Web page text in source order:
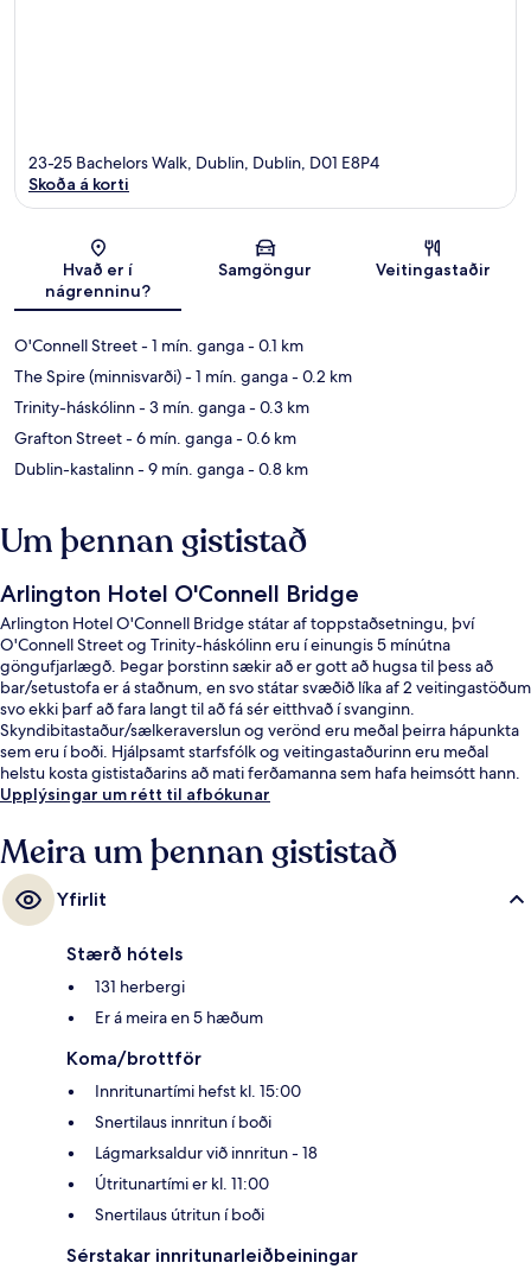
Kort
23-25 Bachelors Walk, Dublin, Dublin, D01 E8P4
Skoða á korti
Hvað er í
nágrenninu?
Samgöngur Veitingastaðir
O'Connell Street- 1 mín. ganga- 0.1 km
The Spire (minnisvarði)- 1 mín. ganga- 0.2 km
Trinity-háskólinn- 3 mín. ganga- 0.3 km
Grafton Street- 6 mín. ganga- 0.6 km
Dublin-kastalinn- 9 mín. ganga- 0.8 km
Um þennan gististað
Arlington Hotel O'Connell Bridge
Arlington Hotel O'Connell Bridge státar af toppstaðsetningu, því
O'Connell Street og Trinity-háskólinn eru í einungis 5 mínútna
göngufjarlægð. Þegar þorstinn sækir að er gott að hugsa til þess að
bar/setustofa er á staðnum, en svo státar svæðið líka af 2 veitingastöðum
svo ekki þarf að fara langt til að fá sér eitthvað í svanginn.
Skyndibitastaður/sælkeraverslun og verönd eru meðal þeirra hápunkta
sem eru í boði. Hjálpsamt starfsfólk og veitingastaðurinn eru meðal
helstu kosta gististaðarins að mati ferðamanna sem hafa heimsótt hann.
Það er ekki langt að fara til að komast í almenningssamgöngur:
O'Connell - GPO-sporvagnastoppistöðin í 3 mínútna.
Upplýsingar um rétt til afbókunar
Meira um þennan gististað
Yfirlit
Stærð hótels
131 herbergi
Er á meira en 5 hæðum
Koma/brottför
Innritunartími hefst kl. 15:00
Snertilaus innritun í boði
Lágmarksaldur við innritun - 18
Útritunartími er kl. 11:00
Snertilaus útritun í boði
Sérstakar innritunarleiðbeiningar